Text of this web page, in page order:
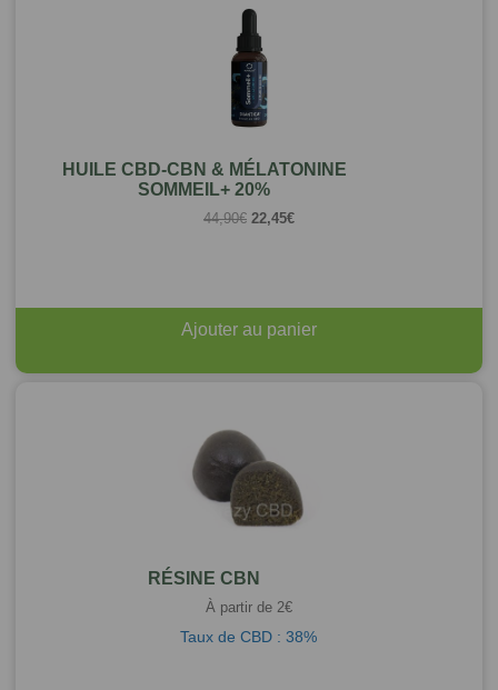
HUILE CBD-CBN & MÉLATONINE
SOMMEIL+ 20%
44,90€ Le
22,45€Le
Ajouter au panier
RÉSINE CBN
À partir de 2€
Taux de CBD : 38%